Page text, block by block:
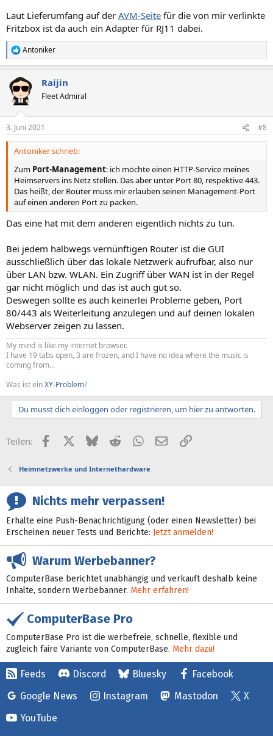
Laut Lieferumfang auf der AVM-Seite für die von mir verlinkte
Fritzbox ist da auch ein Adapter für RJ11 dabei.
R
e
k
t
e
n
Antoniker
Raijin
Fleet Admiral
3. Juni 2021 #8
Antoniker schrieb:
Zum Port-Management: ich möchte einen HTTP-Service meines
Heimservers ins Netz stellen. Das aber unter Port 80, respektive 443.
Das heißt, der Router muss mir erlauben seinen Management-Port
auf einen anderen Port zu packen.
Das eine hat mit dem anderen eigentlich nichts zu tun.
Bei jedem halbwegs vernünftigen Router ist die GUI
ausschließlich über das lokale Netzwerk aufrufbar, also nur
über LAN bzw. WLAN. Ein Zugriff über WAN ist in der Regel
gar nicht möglich und das ist auch gut so.
Deswegen sollte es auch keinerlei Probleme geben, Port
80/443 als Weiterleitung anzulegen und auf deinen lokalen
Webserver zeigen zu lassen.
My mind is like my internet browser.
I have 19 tabs open, 3 are frozen, and I have no idea where the music is
coming from...
Was ist einXY-Problem?
Du musst dich einloggen oder registrieren, um hier zu antworten.
Teilen: FacebookX (Twitter)
BlueskyRedditWhatsApp
E-MailLink
Heimnetzwerke und Internethardware
Nichts mehr verpassen!
Erhalte eine Push-Benachrichtigung (oder einen Newsletter) bei
Erscheinen neuer Tests und Berichte: Jetzt anmelden!
Warum Werbebanner?
ComputerBase berichtet unabhängig und verkauft deshalb keine
Inhalte, sondern Werbebanner. Mehr erfahren!
ComputerBase Pro
ComputerBase Pro ist die werbefreie, schnelle, flexible und
zugleich faire Variante von ComputerBase. Mehr dazu!
Feeds Discord Bluesky
Facebook
Google News
Instagram Mastodon
X
YouTube